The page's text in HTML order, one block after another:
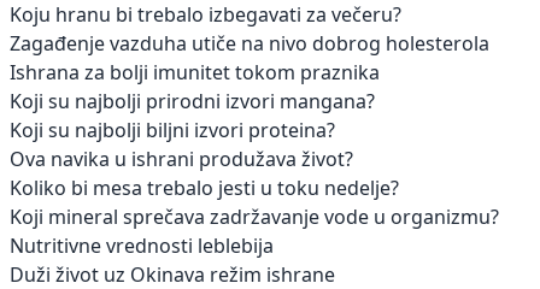
Koju hranu bi trebalo izbegavati za večeru?
Zagađenje vazduha utiče na nivo dobrog holesterola
Ishrana za bolji imunitet tokom praznika
Koji su najbolji prirodni izvori mangana?
Koji su najbolji biljni izvori proteina?
Ova navika u ishrani produžava život?
Koliko bi mesa trebalo jesti u toku nedelje?
Koji mineral sprečava zadržavanje vode u organizmu?
Nutritivne vrednosti leblebija
Duži život uz Okinava režim ishrane